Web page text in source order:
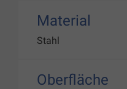
Material
Stahl
Oberfläche